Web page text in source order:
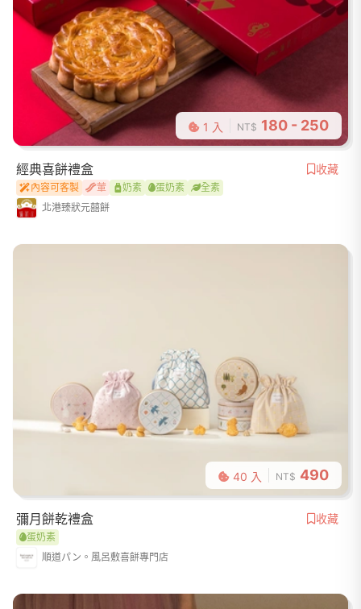
1 入 NT$ 180 - 250
經典喜餅禮盒 收藏
內容可客製 葷 奶素 蛋奶素
全素
北港臻狀元囍餅
40 入 NT$ 490
彌月餅乾禮盒 收藏
蛋奶素
順道パン。風呂敷喜餅專門店